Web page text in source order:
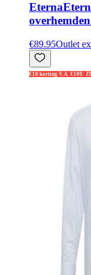
Eterna
€89.95Outlet
€10 korting V.A. €100: